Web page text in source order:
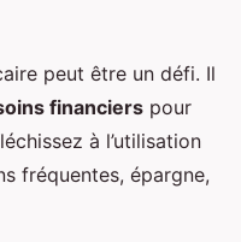
peut être un défi. Il
financiers pour
à l’utilisation
fréquentes, épargne,